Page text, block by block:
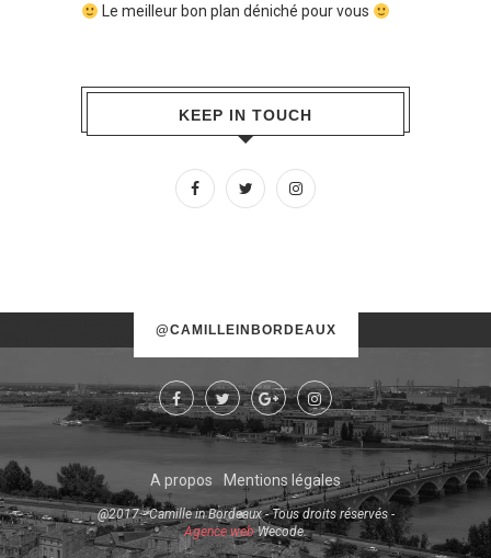
Le meilleur bon plan déniché pour vous
KEEP IN TOUCH
@CAMILLEINBORDEAUX
Try some other hashtag or username
A propos Mentions légales
@2017 - Camille in Bordeaux - Tous droits réservés -
Agence webWecode.